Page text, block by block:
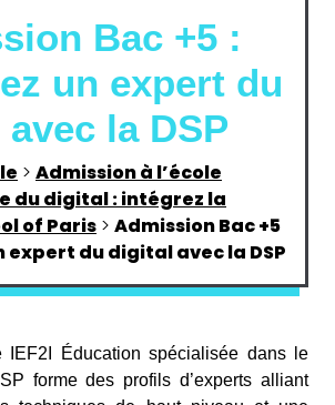
Bac +5 :
un expert du
la DSP
> Admission à l’école
du digital : intégrez la
of Paris > Admission Bac +5
expert du digital avec la DSP
IEF2I Éducation spécialisée dans le
forme des profils d’experts alliant